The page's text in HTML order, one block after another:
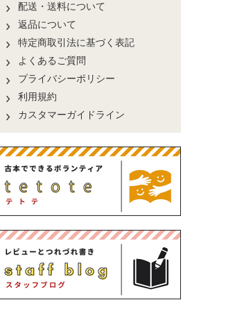
配送・送料について
返品について
特定商取引法に基づく表記
よくあるご質問
プライバシーポリシー
利用規約
カスタマーガイドライン